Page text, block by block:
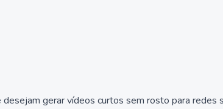
gerar vídeos curtos sem rosto para redes